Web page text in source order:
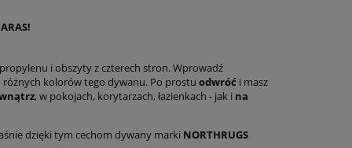
i obszyty z czterech stron. Wprowadź
kolorów tego dywanu. Po prostu odwróć i masz
, w pokojach, korytarzach, łazienkach - jak i na
dzięki tym cechom dywany marki NORTHRUGS